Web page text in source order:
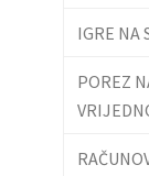
IGRE NA
POREZ